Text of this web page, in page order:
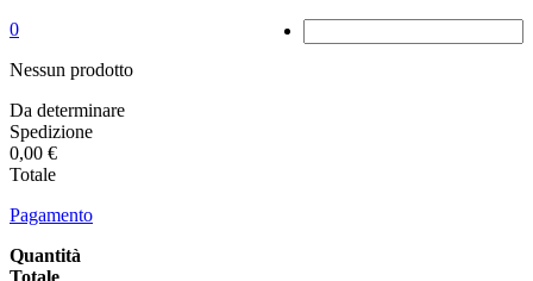
0
Nessun prodotto
Da determinare
Spedizione
0,00 €
Totale
Pagamento
Quantità
Totale